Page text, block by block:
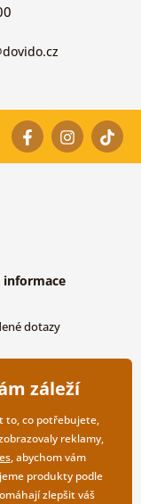
informace
dotazy
spolupráce
záleží
to, co potřebujete,
reklamy,
, abychom vám
produkty podle
zlepšit váš